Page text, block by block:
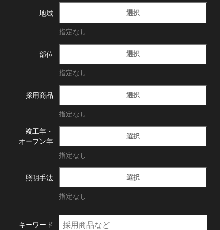
地域 選択
指定なし
部位 選択
指定なし
採用商品 選択
指定なし
竣工年・
オープン年
選択
指定なし
照明手法 選択
指定なし
キーワード